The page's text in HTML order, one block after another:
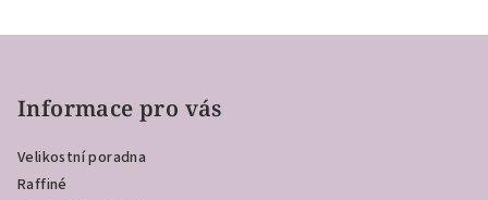
Informace pro vás
Velikostní poradna
Raffiné